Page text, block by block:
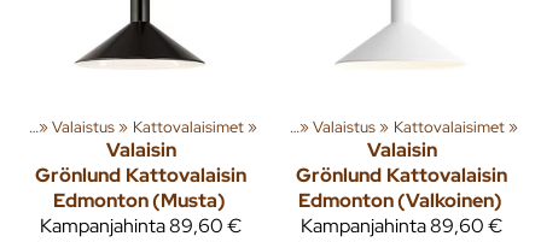
‪»Valaistus‪» Kattovalaisimet‪»
Valaisin
Grönlund Kattovalaisin
Edmonton (Musta)
Kampanjahinta89,60 €
Tuoteryhmiä ja tuotteita‪» Sisusta‪»Valaistus‪» Kattovalaisimet‪»
Valaisin
Grönlund Kattovalaisin
Edmonton (Valkoinen)
Kampanjahinta89,60 €